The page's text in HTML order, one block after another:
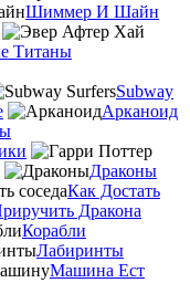
Шиммер И Шайн
Титаны
Subway
Арканоид
Драконы
Как Достать
Дракона
Корабли
Лабиринты
Машина Ест